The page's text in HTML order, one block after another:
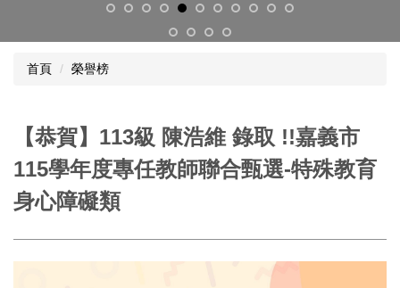
首頁 榮譽榜
【恭賀】113級 陳浩維 錄取 !!嘉義市
115學年度專任教師聯合甄選-特殊教育
身心障礙類